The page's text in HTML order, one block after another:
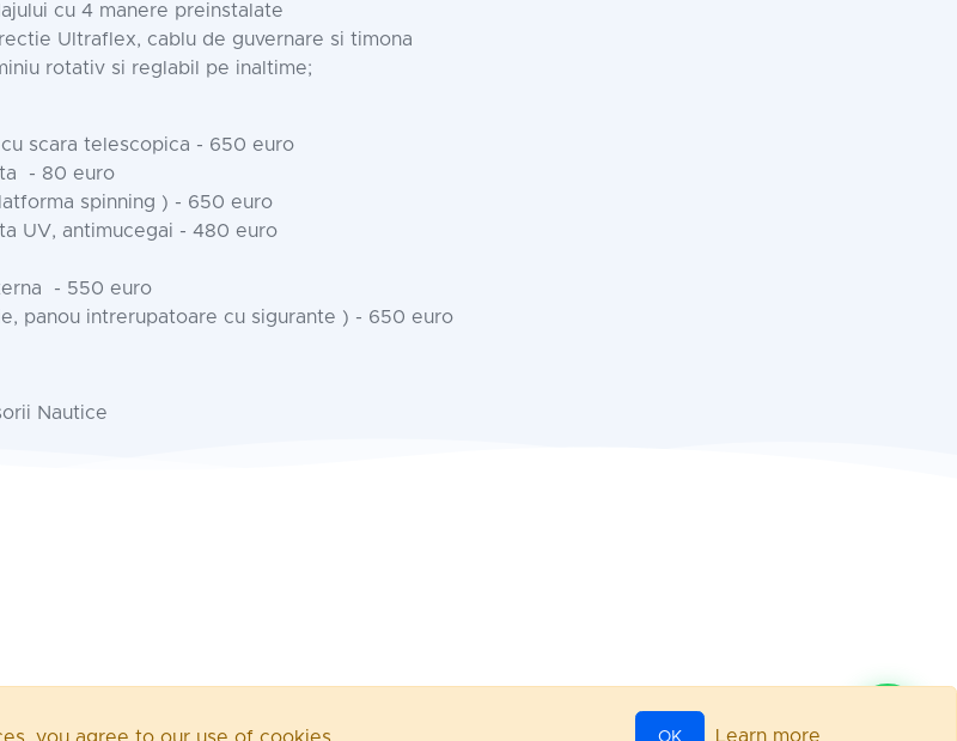
cu 4 manere preinstalate
Ultraflex, cablu de guvernare si timona
rotativ si reglabil pe inaltime;
scara telescopica - 650 euro
- 80 euro
spinning ) - 650 euro
UV, antimucegai - 480 euro
- 550 euro
panou intrerupatoare cu sigurante ) - 650 euro
Nautice
OK Learn more